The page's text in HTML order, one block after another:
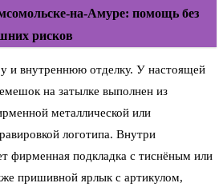
на-Амуре: помощь без
рисков
и внутреннюю отделку. У настоящей
на затылке выполнен из
металлической или
логотипа. Внутри
фирменная подкладка с тиснёным или
пришивной ярлык с артикулом,